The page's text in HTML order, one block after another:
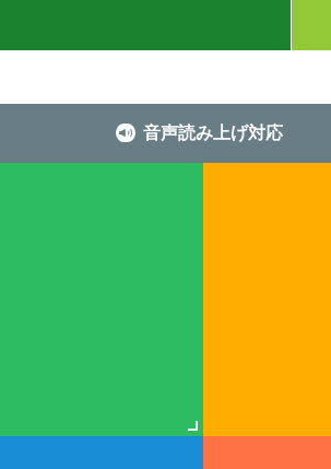
音声読み上げ対応